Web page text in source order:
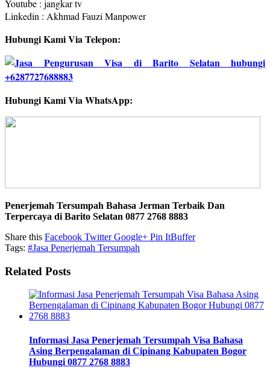
Youtube : jangkar tv
Linkedin : Akhmad Fauzi Manpower
Hubungi Kami Via Telepon:
Hubungi Kami Via WhatsApp:
Penerjemah Tersumpah Bahasa Jerman Terbaik Dan
Terpercaya di Barito Selatan 0877 2768 8883
Share this Facebook TwitterGoogle+ Pin ItBuffer
Tags: #Jasa Penerjemah Tersumpah
Related Posts
Informasi Jasa Penerjemah Tersumpah Visa Bahasa
Asing Berpengalaman di Cipinang Kabupaten Bogor
Hubungi 0877 2768 8883